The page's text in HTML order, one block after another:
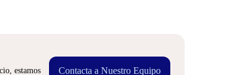
estamos
Contacta a Nuestro Equipo